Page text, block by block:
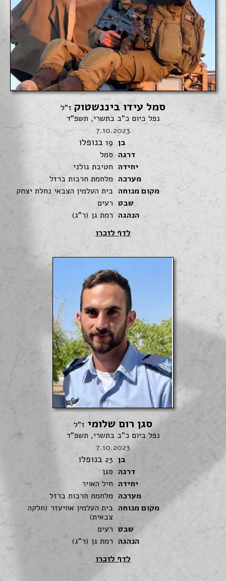
חיפוש
סמל עידו ביננשטוק ז"ל
נפל ביום כ"ב בתשרי, תשפ"ד
7.10.2023
בן 19 בנופלו
דרגה סמל
יחידה חטיבת גולני
מערכה מלחמת חרבות ברזל
מקום מנוחה בית העלמין הצבאי נחלת יצחק
שבט רעים
הנהגה רמת גן (ר"ג)
לדף לזכרו
סגן רום שלומי ז"ל
נפל ביום כ"ב בתשרי, תשפ"ד
7.10.2023
בן 23 בנופלו
דרגה סגן
יחידה חיל האויר
מערכה מלחמת חרבות ברזל
מקום מנוחה בית העלמין אחיעזר (חלקה
צבאית)
שבט רעים
הנהגה רמת גן (ר"ג)
לדף לזכרו